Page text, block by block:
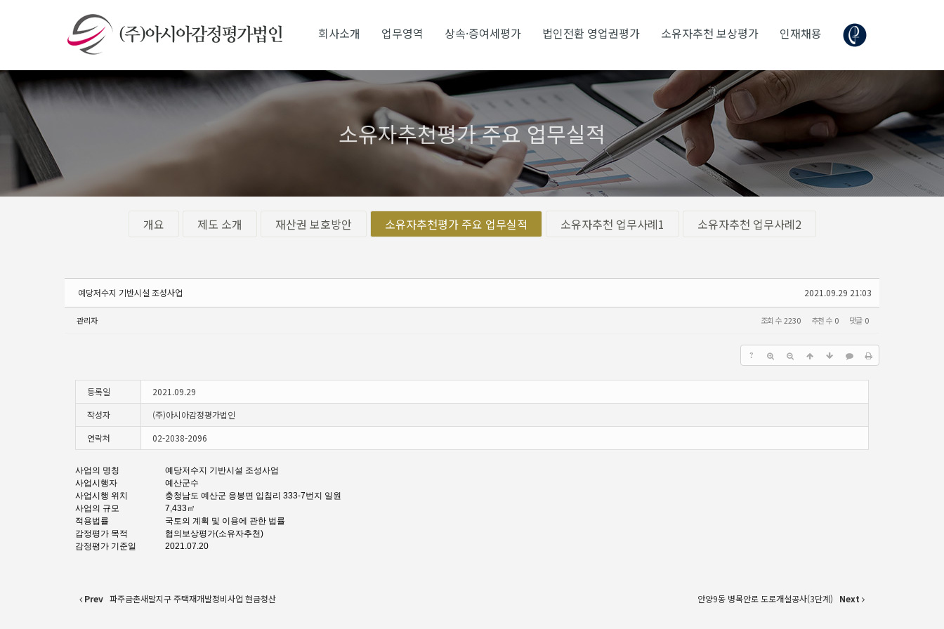
회사소개 업무영역 상속·증여세평가 법인전환 영업권평가 소유자추천 보상평가 인재채용
소유자추천평가 주요 업무실적
개요 제도 소개 재산권 보호방안 소유자추천평가 주요 업무실적 소유자추천 업무사례1 소유자추천 업무사례2
2021.09.29 21:03
예당저수지 기반시설 조성사업
관리자 조회 수2230 추천 수 0 댓글 0
?
등록일
2021.09.29
작성자
(주)아시아감정평가법인
연락처
02-2038-2096
사업의 명칭
예당저수지 기반시설 조성사업
사업시행자
예산군수
사업시행 위치
충청남도 예산군 응봉면 입침리 333-7번지 일원
사업의 규모
7,433㎡
적용법률
국토의 계획 및 이용에 관한 법률
감정평가 목적
협의보상평가(소유자추천)
감정평가 기준일
2021.07.20
Prev 파주금촌새말지구 주택재개발정비사업 현금청산 안양9동 병목안로 도로개설공사(3단계) Next